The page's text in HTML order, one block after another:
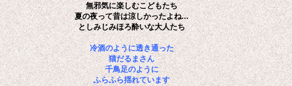
無邪気に楽しむこどもたち
夏の夜って昔は涼しかったよね...
としみじみほろ酔いな大人たち
冷酒のように透き通った
猫だるまさん
千鳥足のように
ふらふら揺れています